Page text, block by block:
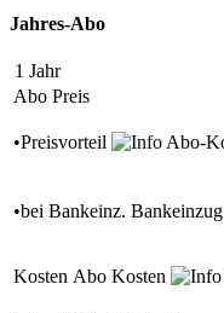
Jahres-Abo
1 Jahr
Abo Preis
•Preisvorteil
•bei Bankeinz. Bankeinzug
Kosten Abo Kosten